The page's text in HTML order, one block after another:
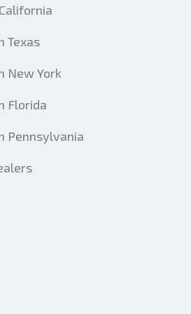
Texas
New York
Florida
Pennsylvania